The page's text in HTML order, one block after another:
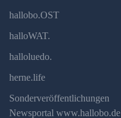
hallobo.OST
halloWAT.
halloluedo.
herne.life
Sonderveröffentlichungen
Newsportal www.hallobo.de